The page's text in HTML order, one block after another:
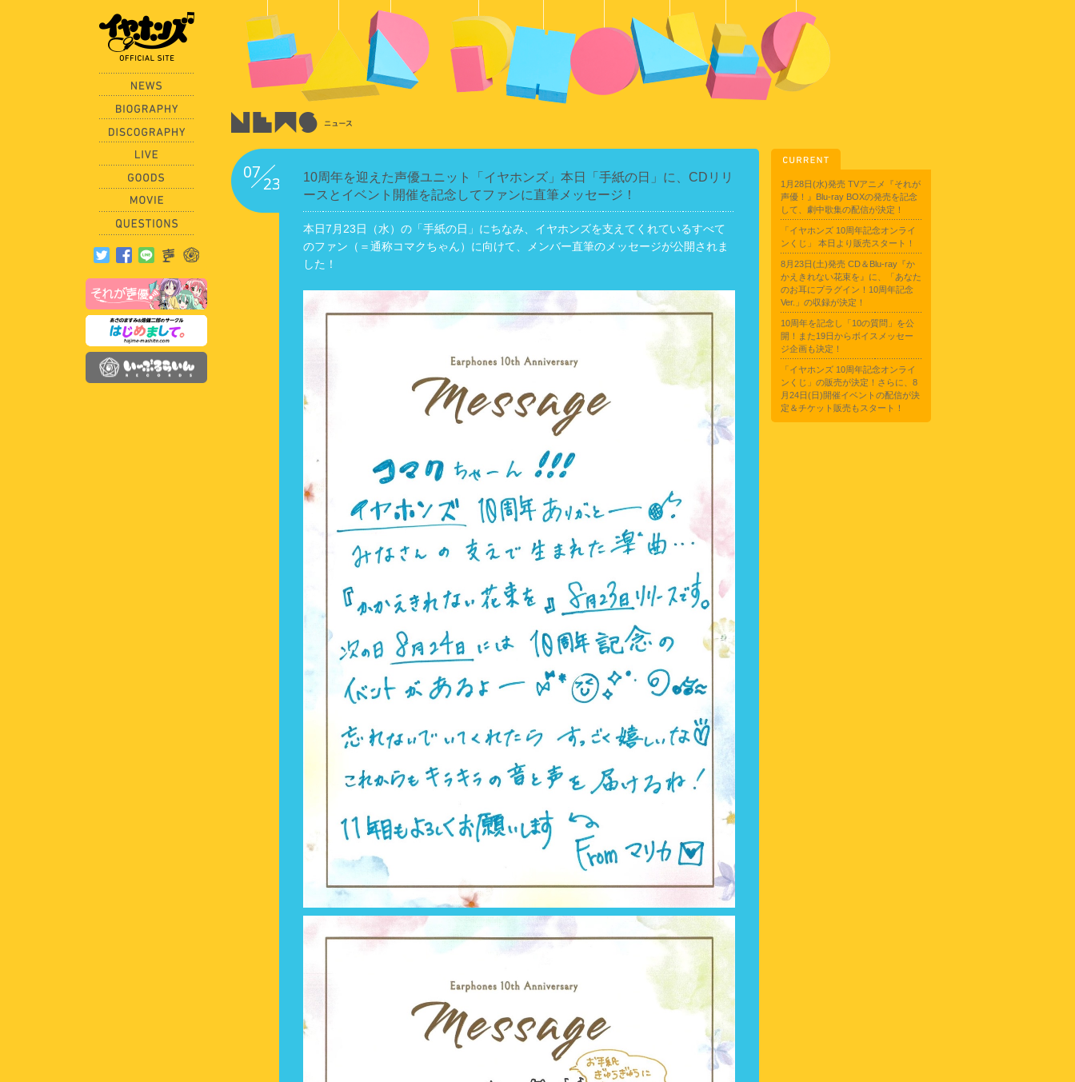
07
23
10周年を迎えた声優ユニット「イヤホンズ」本日「手紙の日」に、CDリリ
ースとイベント開催を記念してファンに直筆メッセージ！
本日7月23日（水）の「手紙の日」にちなみ、イヤホンズを支えてくれているすべて
のファン（＝通称コマクちゃん）に向けて、メンバー直筆のメッセージが公開されま
した！
1月28日(水)発売 TVアニメ『それが
声優！』Blu-ray BOXの発売を記念
して、劇中歌集の配信が決定！
「イヤホンズ 10周年記念オンライ
ンくじ」 本日より販売スタート！
8月23日(土)発売 CD＆Blu-ray『か
かえきれない花束を』に、「あなた
のお耳にプラグイン！10周年記念
Ver.」の収録が決定！
10周年を記念し「10の質問」を公
開！また19日からボイスメッセー
ジ企画も決定！
「イヤホンズ 10周年記念オンライ
ンくじ」の販売が決定！さらに、8
月24日(日)開催イベントの配信が決
定＆チケット販売もスタート！